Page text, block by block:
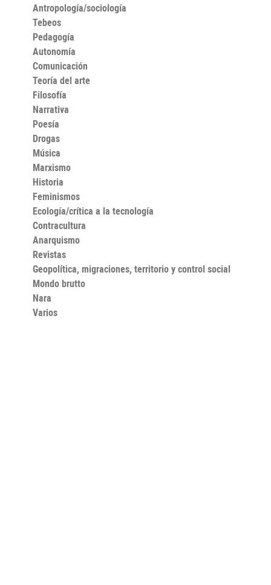
Antropología/sociología
Tebeos
Pedagogía
Autonomía
Comunicación
Teoría del arte
Filosofía
Narrativa
Poesía
Drogas
Música
Marxismo
Historia
Feminismos
Ecología/crítica a la tecnología
Contracultura
Anarquismo
Revistas
Geopolítica, migraciones, territorio y control social
Mondo brutto
Nara
Varios